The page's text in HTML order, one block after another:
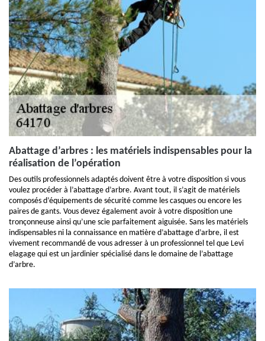
Abattage d’arbres : les matériels indispensables pour la
réalisation de l’opération
Des outils professionnels adaptés doivent être à votre disposition si vous
voulez procéder à l’abattage d’arbre. Avant tout, il s’agit de matériels
composés d’équipements de sécurité comme les casques ou encore les
paires de gants. Vous devez également avoir à votre disposition une
tronçonneuse ainsi qu’une scie parfaitement aiguisée. Sans les matériels
indispensables ni la connaissance en matière d’abattage d’arbre, il est
vivement recommandé de vous adresser à un professionnel tel que Levi
elagage qui est un jardinier spécialisé dans le domaine de l’abattage
d’arbre.